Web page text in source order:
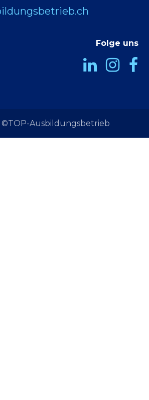
Folge uns
Ausbildungsbetrieb